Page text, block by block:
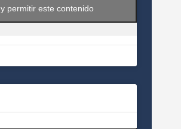
y permitir este contenido